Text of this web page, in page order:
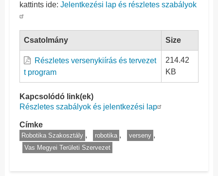
kattints ide: Jelentkezési lap és részletes szabályok
Csatolmány Size
Részletes versenykiírás és tervezet
t program
214.42
KB
Kapcsolódó link(ek)
Részletes szabályok és jelentkezési lap
Címke
Robotika Szakosztály robotika
verseny
Vas Megyei Területi Szervezet